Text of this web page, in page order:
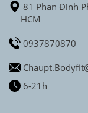
81 Phan Đình
HCM
0937870870
6-21h